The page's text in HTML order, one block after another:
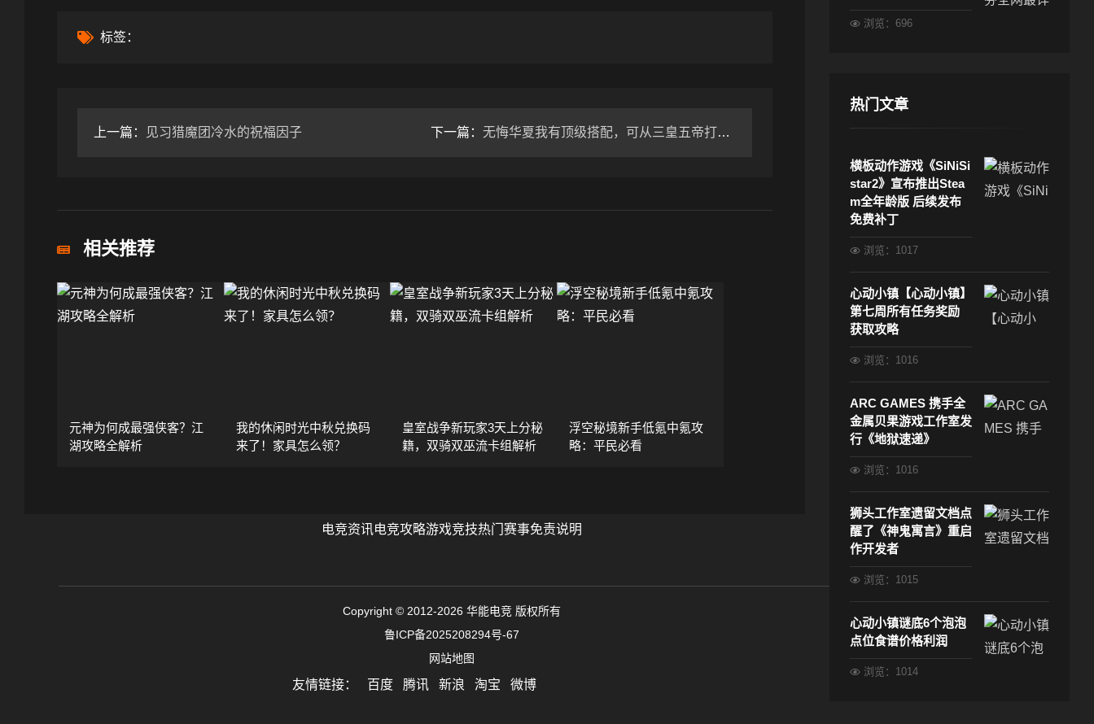
标签：
上一篇： 见习猎魔团冷水的祝福因子 下一篇：无悔华夏我有顶级搭配，可从三皇五帝打到魏晋南北
相关推荐
元神为何成最强侠客？江
湖攻略全解析
我的休闲时光中秋兑换码
来了！家具怎么领？
皇室战争新玩家3天上分秘
籍，双骑双巫流卡组解析
浮空秘境新手低氪中氪攻
略：平民必看
浏览：696
热门文章
横板动作游戏《SiNiSi
star2》宣布推出Stea
m全年龄版 后续发布
免费补丁
浏览：1017
心动小镇【心动小镇】
第七周所有任务奖励
获取攻略
浏览：1016
ARC GAMES 携手全
金属贝果游戏工作室发
行《地狱速递》
浏览：1016
狮头工作室遗留文档点
醒了《神鬼寓言》重启
作开发者
浏览：1015
心动小镇谜底6个泡泡
点位食谱价格利润
浏览：1014
电竞资讯电竞攻略游戏竞技热门赛事免责说明
Copyright © 2012-2026 华能电竞 版权所有
鲁ICP备2025208294号-67
网站地图
友情链接： 百度 腾讯 新浪 淘宝 微博